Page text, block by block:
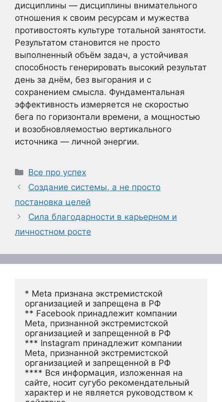
дисциплины — дисциплины внимательного
отношения к своим ресурсам и мужества
противостоять культуре тотальной занятости.
Результатом становится не просто
выполненный объём задач, а устойчивая
способность генерировать высокий результат
день за днём, без выгорания и с
сохранением смысла. Фундаментальная
эффективность измеряется не скоростью
бега по горизонтали времени, а мощностью
и возобновляемостью вертикального
источника — личной энергии.
Рубрики
Все про успех
Создание системы, а не просто
постановка целей
Сила благодарности в карьерном и
личностном росте
* Meta признана экстремистской
организацией и запрещена в РФ
** Facebook принадлежит компании
Meta, признанной экстремистской
организацией и запрещенной в РФ
*** Instagram принадлежит компании
Meta, признанной экстремистской
организацией и запрещенной в РФ
**** Вся информация, изложенная на
сайте, носит сугубо рекомендательный
характер и не является руководством к